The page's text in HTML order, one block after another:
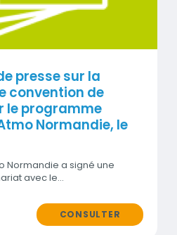
presse sur la
convention de
le programme
Normandie, le
Normandie a signé une
avec le…
CONSULTER